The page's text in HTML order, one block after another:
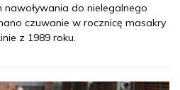
nawoływania do nielegalnego
czuwanie w rocznicę masakry
z 1989 roku.